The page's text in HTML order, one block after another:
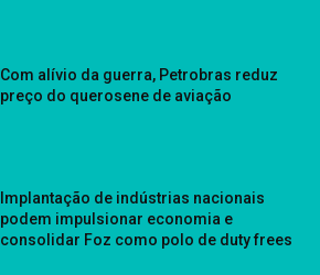
Com alívio da guerra, Petrobras reduz
preço do querosene de aviação
Implantação de indústrias nacionais
podem impulsionar economia e
consolidar Foz como polo de duty frees